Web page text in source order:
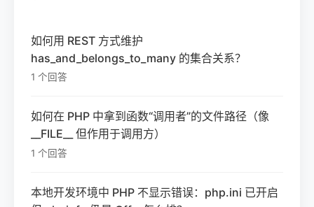
如何用 REST 方式维护
has_and_belongs_to_many 的集合关系？
1 个回答
如何在 PHP 中拿到函数“调用者”的文件路径（像
__FILE__ 但作用于调用方）
1 个回答
本地开发环境中 PHP 不显示错误：php.ini 已开启